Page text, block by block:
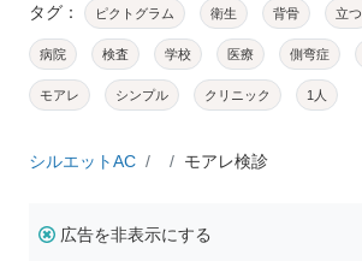
タグ： ピクトグラム 衛生 背骨 立つ
病院 検査 学校 医療 側弯症
モアレ シンプル クリニック 1人
シルエットAC モアレ検診
広告を非表示にする